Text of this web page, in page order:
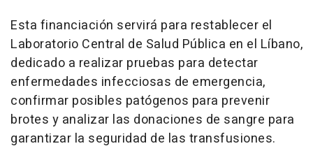
Esta financiación servirá para restablecer el
Laboratorio Central de Salud Pública en el Líbano,
dedicado a realizar pruebas para detectar
enfermedades infecciosas de emergencia,
confirmar posibles patógenos para prevenir
brotes y analizar las donaciones de sangre para
garantizar la seguridad de las transfusiones.